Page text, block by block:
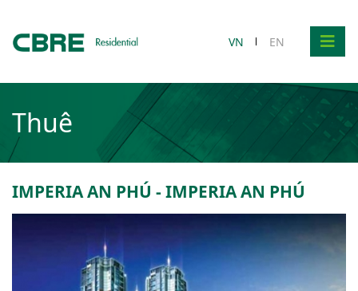
VN EN
Thuê
IMPERIA AN PHÚ - IMPERIA AN PHÚ